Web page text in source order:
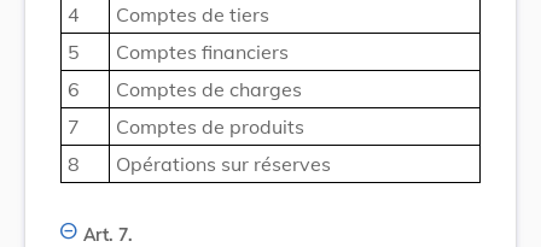
4
Comptes de tiers
5
Comptes financiers
6
Comptes de charges
7
Comptes de produits
8
Opérations sur réserves
Art. 7.